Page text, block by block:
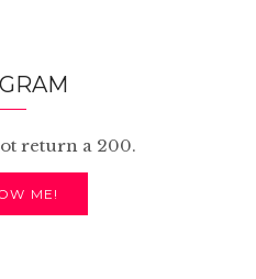
return a 200.
ME!